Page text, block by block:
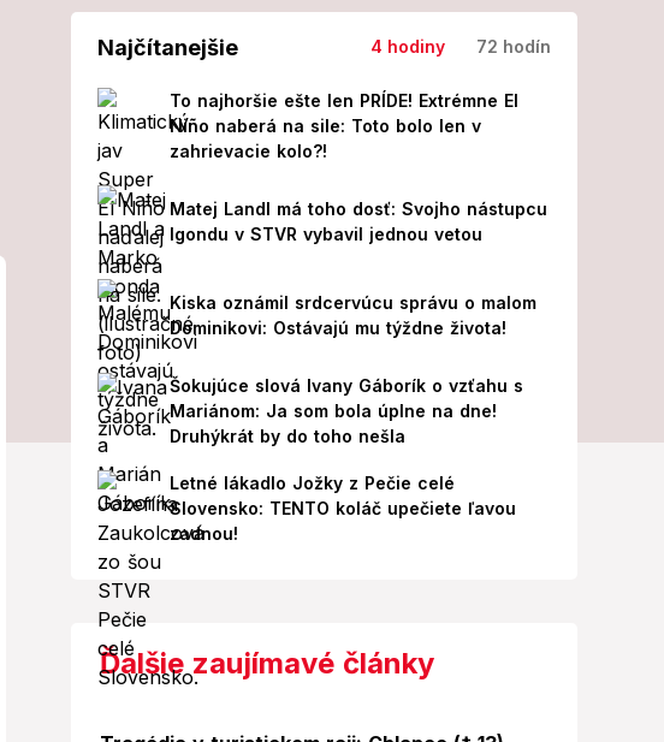
Najčítanejšie 4 hodiny 72 hodín
To najhoršie ešte len PRÍDE! Extrémne El
Niño naberá na sile: Toto bolo len v
zahrievacie kolo?!
Matej Landl má toho dosť: Svojho nástupcu
Igondu v STVR vybavil jednou vetou
Kiska oznámil srdcervúcu správu o malom
Dominikovi: Ostávajú mu týždne života!
Šokujúce slová Ivany Gáborík o vzťahu s
Mariánom: Ja som bola úplne na dne!
Druhýkrát by do toho nešla
Letné lákadlo Jožky z Pečie celé
Slovensko: TENTO koláč upečiete ľavou
zadnou!
Ďalšie zaujímavé články